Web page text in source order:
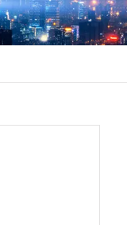
Außenbereich